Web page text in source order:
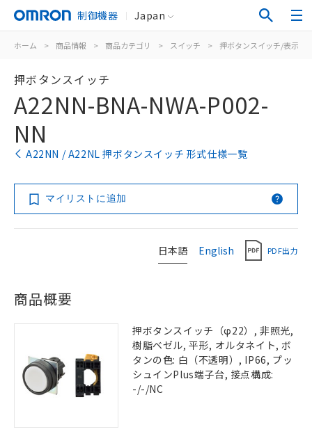
制御機器 Japan
ホーム > 商品情報 > 商品カテゴリ > スイッチ > 押ボタンスイッチ/表示灯
押ボタンスイッチ
A22NN-BNA-NWA-P002-
NN
A22NN / A22NL 押ボタンスイッチ 形式仕様一覧
マイリストに追加
日本語 English PDF出力
商品概要
押ボタンスイッチ（φ22）, 非照光,
樹脂ベゼル, 平形, オルタネイト, ボ
タンの色: 白（不透明）, IP66, プッ
シュインPlus端子台, 接点構成:
-/-/NC